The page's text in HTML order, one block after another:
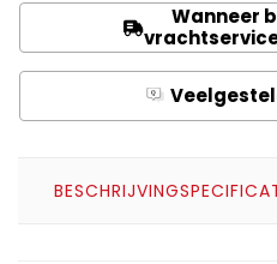
Wanneer
Q
BESCHRIJVING